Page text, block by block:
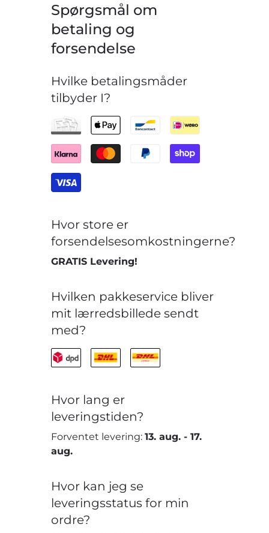
Spørgsmål om
betaling og
forsendelse
Hvilke betalingsmåder
tilbyder I?
Hvor store er
forsendelsesomkostningerne?
GRATIS Levering!
Hvilken pakkeservice bliver
mit lærredsbillede sendt
med?
Hvor lang er
leveringstiden?
Forventet levering:13. aug. -17.
aug.
Hvor kan jeg se
leveringsstatus for min
ordre?